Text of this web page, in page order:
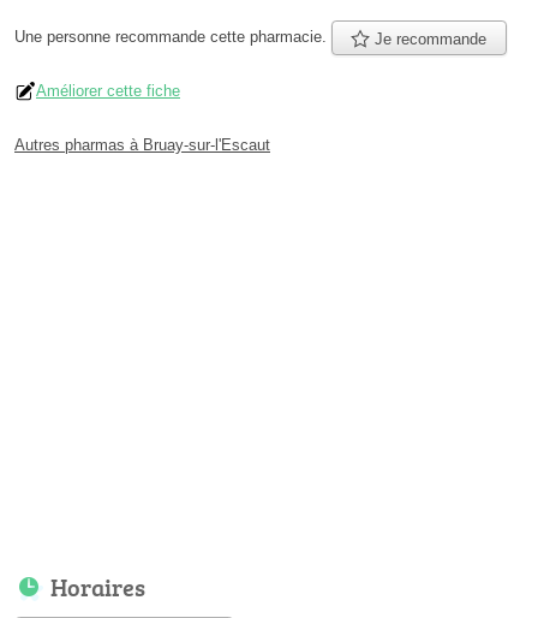
Une personne recommande cette pharmacie. Je recommande
Améliorer cette fiche
Autres pharmas à Bruay-sur-l'Escaut
Horaires